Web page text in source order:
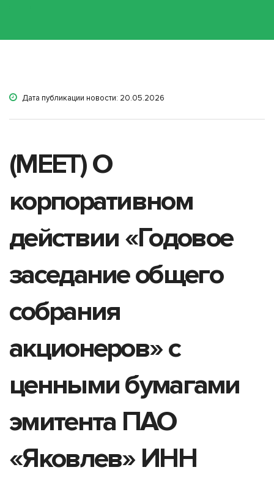
Дата публикации новости: 20.05.2026
(MEET) О
корпоративном
действии «Годовое
заседание общего
собрания
акционеров» с
ценными бумагами
эмитента ПАО
«Яковлев» ИНН